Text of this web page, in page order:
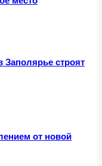
строят
от новой